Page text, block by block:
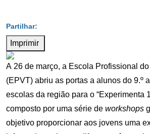
Imprimir
A 26 de março, a Escola Profissional
(EPVT) abriu as portas a alunos do 9.º
escolas da região para o “Experimenta
composto por uma série de workshops
objetivo proporcionar aos jovens uma